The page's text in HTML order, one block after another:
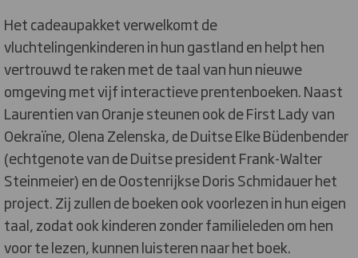
Het cadeaupakket verwelkomt de
vluchtelingenkinderen in hun gastland en helpt hen
vertrouwd te raken met de taal van hun nieuwe
omgeving met vijf interactieve prentenboeken. Naast
Laurentien van Oranje steunen ook de First Lady van
Oekraïne, Olena Zelenska, de Duitse Elke Büdenbender
(echtgenote van de Duitse president Frank-Walter
Steinmeier) en de Oostenrijkse Doris Schmidauer het
project. Zij zullen de boeken ook voorlezen in hun eigen
taal, zodat ook kinderen zonder familieleden om hen
voor te lezen, kunnen luisteren naar het boek.